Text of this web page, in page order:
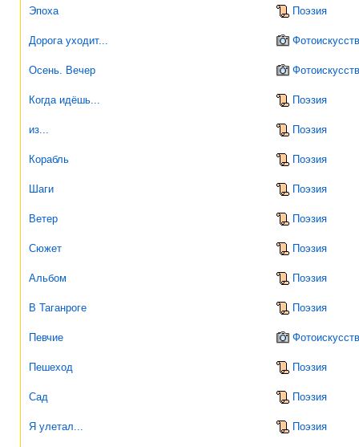
Эпоха Поэзия
Дорога уходит...
Осень. Вечер
Когда идёшь... Поэзия
из... Поэзия
Корабль Поэзия
Шаги Поэзия
Ветер Поэзия
Сюжет Поэзия
Альбом Поэзия
В Таганроге Поэзия
Певчие
Пешеход Поэзия
Сад Поэзия
Я улетал... Поэзия